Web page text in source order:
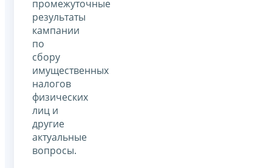
промежуточные
результаты
кампании
по
сбору
имущественных
налогов
физических
лиц и
другие
актуальные
вопросы.